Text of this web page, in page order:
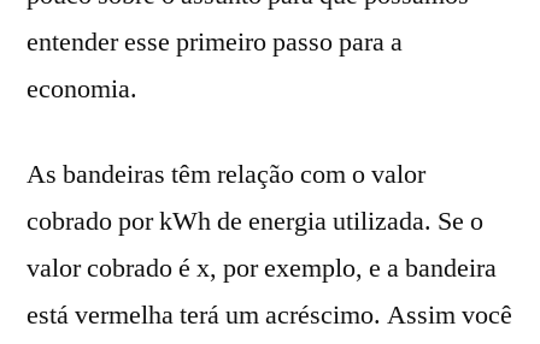
entender esse primeiro passo para a
economia.
As bandeiras têm relação com o valor
cobrado por kWh de energia utilizada. Se o
valor cobrado é x, por exemplo, e a bandeira
está vermelha terá um acréscimo. Assim você